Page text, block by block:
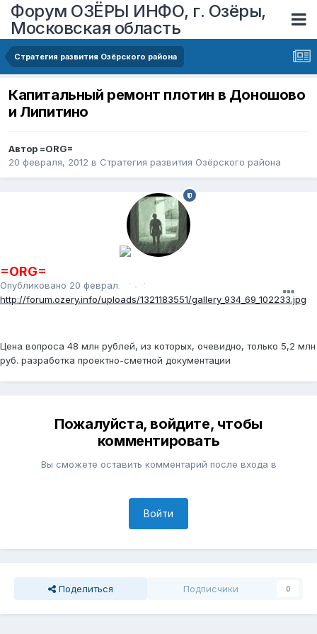
Форум ОЗЁРЫ ИНФО, г. Озёры,
Московская область
Стратегия развития Озёрского района
Капитальный ремонт плотин в Доношово
и Липитино
Автор =ORG=
20 февраля, 2012 в Стратегия развития Озёрского района
=ORG=
Опубликовано 20 февраля, 2012
http://forum.ozery.info/uploads/1321183551/gallery_934_69_102233.jpg
Цена вопроса 48 млн рублей, из которых, очевидно, только 5,2 млн
руб. разработка проектно-сметной документации
Пожалуйста, войдите, чтобы
комментировать
Вы сможете оставить комментарий после входа в
Войти
Поделиться Подписчики 0